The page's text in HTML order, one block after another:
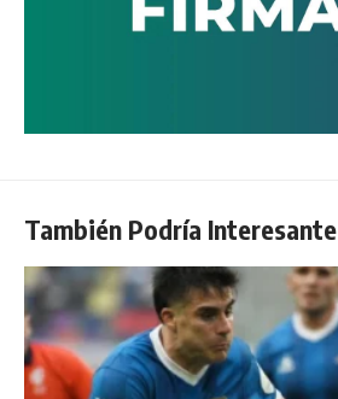
También Podría Interesante